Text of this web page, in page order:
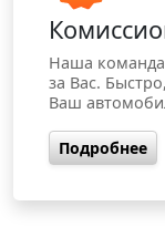
Наша команда
за Вас.
Ваш
Подробнее